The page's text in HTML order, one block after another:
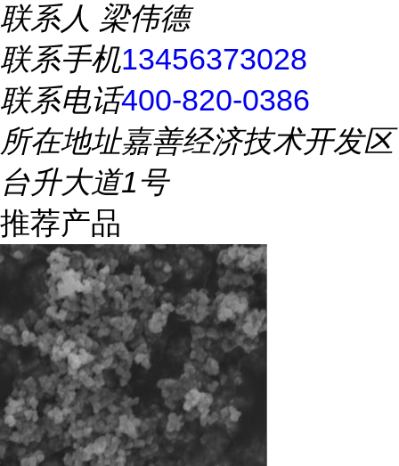
联系人 梁伟德
联系手机13456373028
联系电话400-820-0386
所在地址嘉善经济技术开发区
台升大道1号
推荐产品